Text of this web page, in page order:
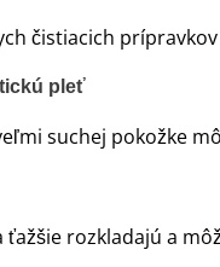
čistiacich
pleť
suchej pokožke
ťažšie rozkladajú a